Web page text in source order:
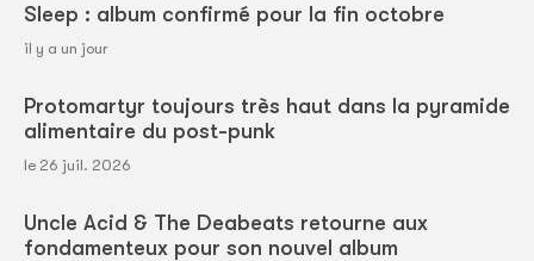
Sleep : album confirmé pour la fin octobre
il y a un jour
Protomartyr toujours très haut dans la pyramide
alimentaire du post-punk
le 26 juil. 2026
Uncle Acid & The Deabeats retourne aux
fondamenteux pour son nouvel album